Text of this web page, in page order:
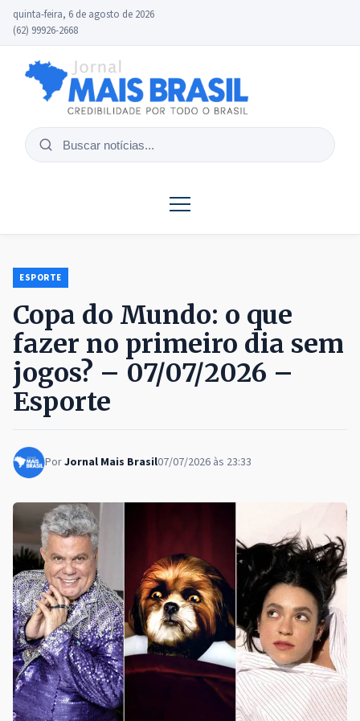
quinta-feira, 6 de agosto de 2026
(62) 99926-2668
Buscar
ESPORTE
Copa do Mundo: o que
fazer no primeiro dia sem
jogos? – 07/07/2026 –
Esporte
PorJornal Mais Brasil07/07/2026 às 23:33